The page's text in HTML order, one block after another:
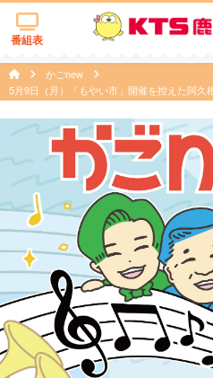
番組表
かごnew
5月9日（月）「もやい市」開催を控えた阿久